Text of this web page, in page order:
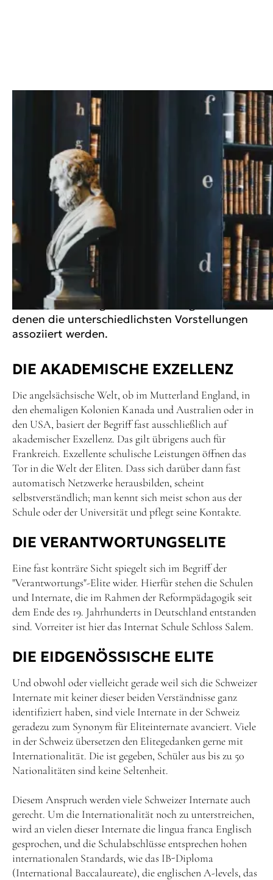
WAS VERSTEHT MAN
EIGENTLICH UNTER ELITE?
Das Wort "Elite" gehört zu den Begriffen, unter
denen die unterschiedlichsten Vorstellungen
assoziiert werden.
DIE AKADEMISCHE EXZELLENZ
Die angelsächsische Welt, ob im Mutterland England, in
den ehemaligen Kolonien Kanada und Australien oder in
den USA, basiert der Begriff fast ausschließlich auf
akademischer Exzellenz. Das gilt übrigens auch für
Frankreich. Exzellente schulische Leistungen öffnen das
Tor in die Welt der Eliten. Dass sich darüber dann fast
automatisch Netzwerke herausbilden, scheint
selbstverständlich; man kennt sich meist schon aus der
Schule oder der Universität und pflegt seine Kontakte.
DIE VERANTWORTUNGSELITE
Eine fast konträre Sicht spiegelt sich im Begriff der
"Verantwortungs"-Elite wider. Hierfür stehen die Schulen
und Internate, die im Rahmen der Reformpädagogik seit
dem Ende des 19. Jahrhunderts in Deutschland entstanden
sind. Vorreiter ist hier das Internat Schule Schloss Salem.
DIE EIDGENÖSSISCHE ELITE
Und obwohl oder vielleicht gerade weil sich die Schweizer
Internate mit keiner dieser beiden Verständnisse ganz
identifiziert haben, sind viele Internate in der Schweiz
geradezu zum Synonym für Eliteinternate avanciert. Viele
in der Schweiz übersetzen den Elitegedanken gerne mit
Internationalität. Die ist gegeben, Schüler aus bis zu 50
Nationalitäten sind keine Seltenheit.
Diesem Anspruch werden viele Schweizer Internate auch
gerecht. Um die Internationalität noch zu unterstreichen,
wird an vielen dieser Internate die lingua franca Englisch
gesprochen, und die Schulabschlüsse entsprechen hohen
internationalen Standards, wie das IB-Diploma
(International Baccalaureate), die englischen A-levels, das